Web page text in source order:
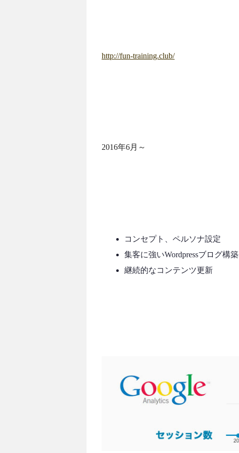
http://fun-training.club/
2016年6月～
コンセプト、ペルソナ設定
集客に強いWordpressブログ構築
継続的なコンテンツ更新